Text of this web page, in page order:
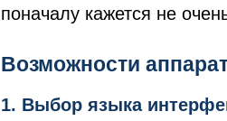
поначалу кажется не
Возможности
1. Выбор языка